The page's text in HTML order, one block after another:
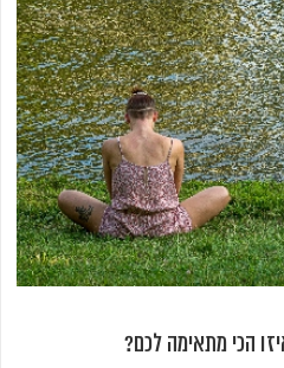
הכי מתאימה לכם?